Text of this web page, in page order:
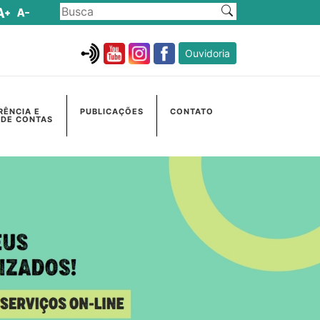
Ouvidoria
E
CONTAS
PUBLICAÇÕES CONTATO